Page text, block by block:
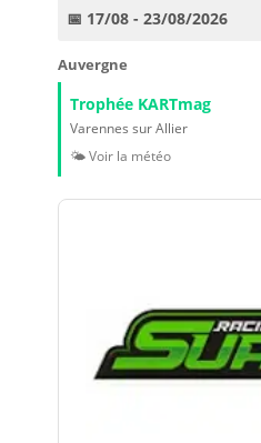
📅 17/08 - 23/08/2026
Auvergne
Trophée KARTmag
Varennes sur Allier
🌤️ Voir la météo